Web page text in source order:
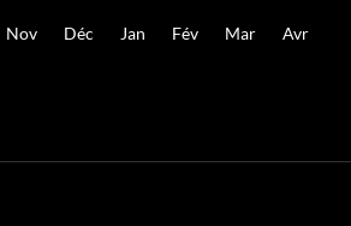
Nov Déc Jan Fév Mar Avr